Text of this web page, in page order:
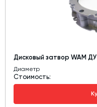
Дисковый затвор WAM
Диаметр
Стоимость: